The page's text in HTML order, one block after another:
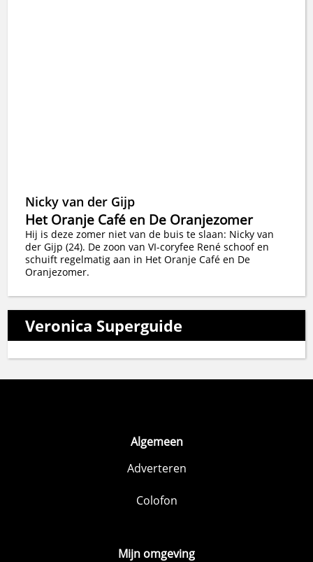
Nicky van der Gijp
Het Oranje Café en De Oranjezomer
Hij is deze zomer niet van de buis te slaan: Nicky van
der Gijp (24). De zoon van VI-coryfee René schoof en
schuift regelmatig aan in Het Oranje Café en De
Oranjezomer.
Veronica Superguide
Algemeen
Adverteren
Colofon
Mijn omgeving